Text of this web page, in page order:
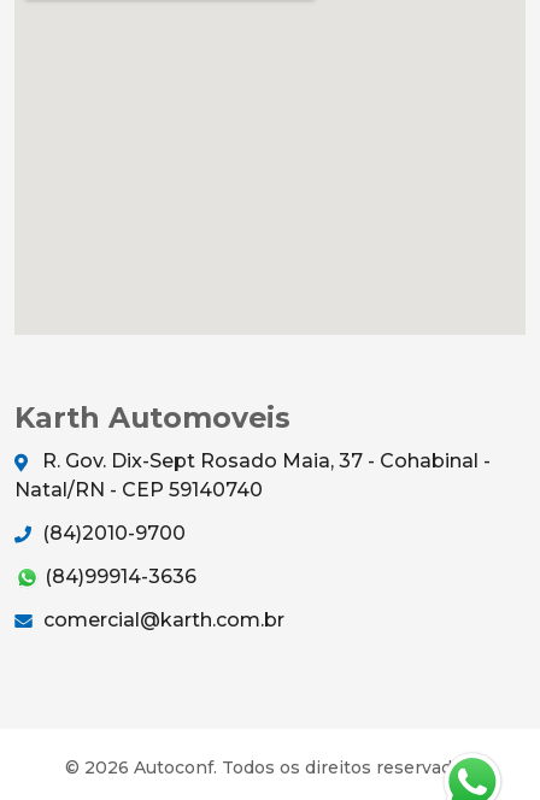
Karth Automoveis
R. Gov. Dix-Sept Rosado Maia, 37 - Cohabinal -
Natal/RN - CEP 59140740
(84)2010-9700
(84)99914-3636
comercial@karth.com.br
© 2026 Autoconf. Todos os direitos reservados.